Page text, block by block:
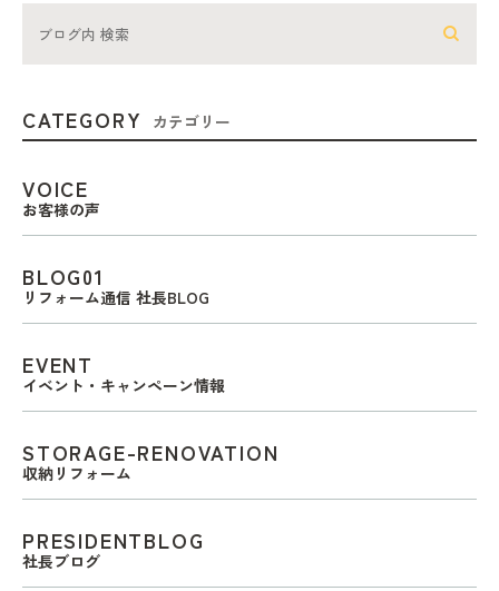
CATEGORY カテゴリー
VOICE
お客様の声
BLOG01
リフォーム通信 社長BLOG
EVENT
イベント・キャンペーン情報
STORAGE-RENOVATION
収納リフォーム
PRESIDENTBLOG
社長ブログ